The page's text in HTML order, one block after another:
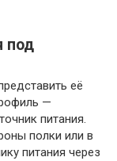
под
её
—
питания.
полки или в
питания через